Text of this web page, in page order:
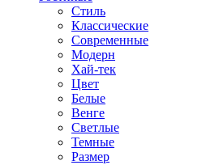
Стиль
Классические
Современные
Модерн
Хай-тек
Цвет
Белые
Венге
Светлые
Темные
Размер